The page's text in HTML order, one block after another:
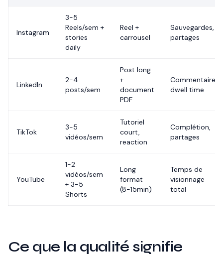
Instagram
3-5
Reels/sem +
stories
daily
Reel +
carrousel
Sauvegardes,
partages
LinkedIn
2-4
posts/sem
Post long
+
document
PDF
Commentaires,
dwell time
TikTok
3-5
vidéos/sem
Tutoriel
court,
reaction
Complétion,
partages
YouTube
1-2
vidéos/sem
+ 3-5
Shorts
Long
format
(8-15min)
Temps de
visionnage
total
Ce que la qualité signifie